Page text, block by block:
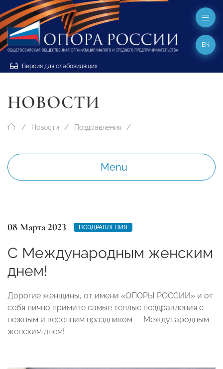
Версия для слабовидящих
EN
НОВОСТИ
Новости Поздравления
Menu
08 Марта 2023 ПОЗДРАВЛЕНИЯ
С Международным женским
днем!
Дорогие женщины, от имени «ОПОРЫ РОССИИ» и от
себя лично примите самые теплые поздравления с
нежным и весенним праздником — Международным
женским днем!